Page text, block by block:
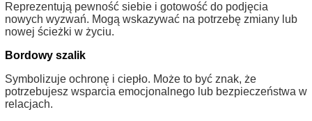
Reprezentują pewność siebie i gotowość do podjęcia
nowych wyzwań. Mogą wskazywać na potrzebę zmiany lub
nowej ścieżki w życiu.
Bordowy szalik
Symbolizuje ochronę i ciepło. Może to być znak, że
potrzebujesz wsparcia emocjonalnego lub bezpieczeństwa w
relacjach.